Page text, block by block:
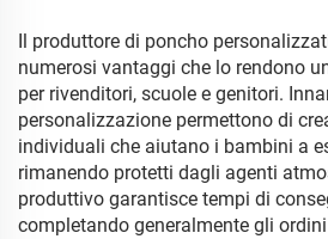
Il produttore di poncho
numerosi vantaggi che lo rendono
per rivenditori, scuole e genitori.
personalizzazione permettono di
individuali che aiutano i bambini a
rimanendo protetti dagli agenti
produttivo garantisce tempi di
completando generalmente gli